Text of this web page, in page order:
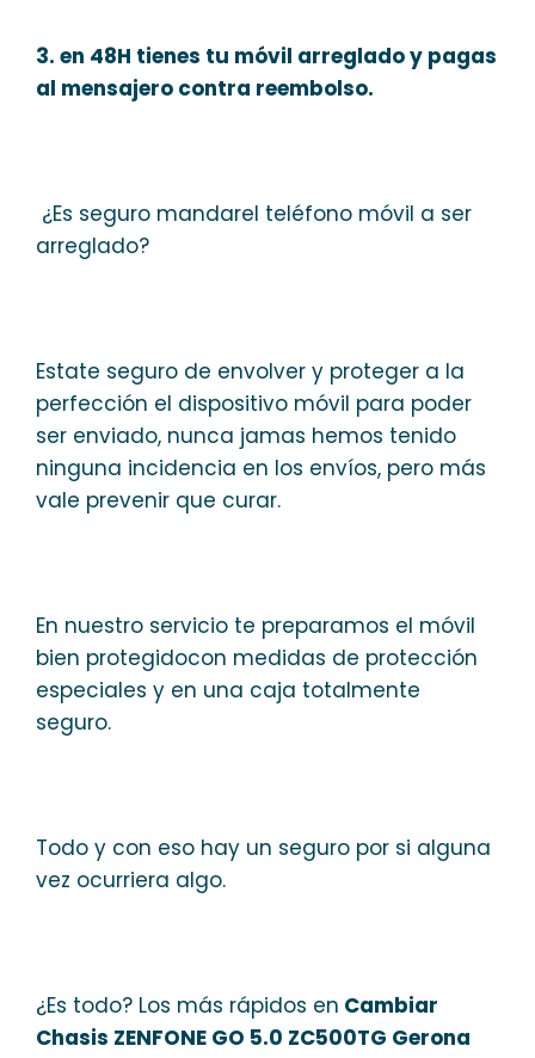
3. en 48H tienes tu móvil arreglado y pagas
al mensajero contra reembolso.
¿Es seguro mandarel teléfono móvil a ser
arreglado?
Estate seguro de envolver y proteger a la
perfección el dispositivo móvil para poder
ser enviado, nunca jamas hemos tenido
ninguna incidencia en los envíos, pero más
vale prevenir que curar.
En nuestro servicio te preparamos el móvil
bien protegidocon medidas de protección
especiales y en una caja totalmente
seguro.
Todo y con eso hay un seguro por si alguna
vez ocurriera algo.
¿Es todo? Los más rápidos en Cambiar
Chasis ZENFONE GO 5.0 ZC500TG Gerona